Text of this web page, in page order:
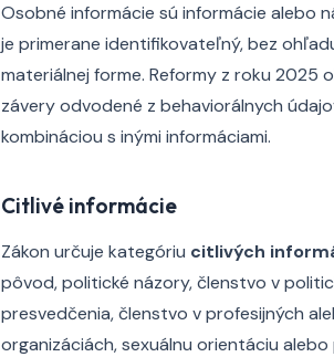
Osobné informácie sú informácie alebo
je primerane identifikovateľný, bez
materiálnej forme. Reformy z roku 2025
závery odvodené z behaviorálnych
kombináciou s inými informáciami.
Citlivé informácie
Zákon určuje kategóriu citlivých
pôvod, politické názory, členstvo v
presvedčenia, členstvo v profesijných
organizáciách, sexuálnu orientáciu